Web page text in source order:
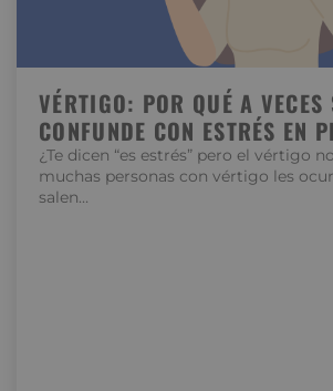
VÉRTIGO: POR QUÉ A VECES
CONFUNDE CON ESTRÉS EN
¿Te dicen “es estrés” pero el vértigo
muchas personas con vértigo les
salen…